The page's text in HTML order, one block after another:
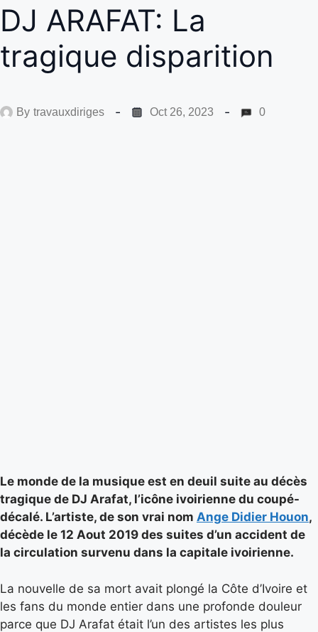
DJ ARAFAT: La
tragique disparition
By travauxdiriges Oct 26, 2023 0
Le monde de la musique est en deuil suite au décès
tragique de DJ Arafat, l’icône ivoirienne du coupé-
décalé. L’artiste, de son vrai nom Ange Didier Houon,
décède le 12 Aout 2019 des suites d’un accident de
la circulation survenu dans la capitale ivoirienne.
La nouvelle de sa mort avait plongé la Côte d’Ivoire et
les fans du monde entier dans une profonde douleur
parce que DJ Arafat était l’un des artistes les plus